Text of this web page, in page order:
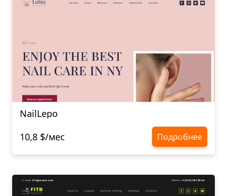
NailLepo
10,8 $/мес
Подробнее